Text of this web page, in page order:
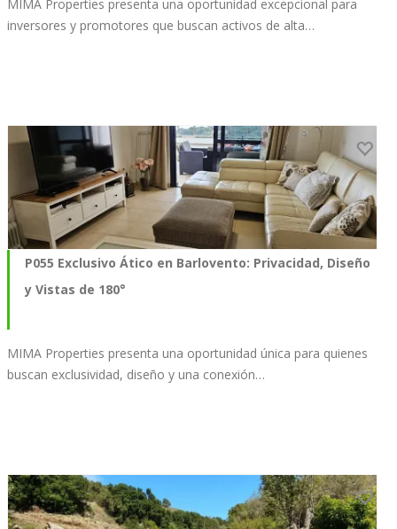
MIMA Properties presenta una oportunidad excepcional para
inversores y promotores que buscan activos de alta…
P055 Exclusivo Ático en Barlovento: Privacidad, Diseño
y Vistas de 180°
MIMA Properties presenta una oportunidad única para quienes
buscan exclusividad, diseño y una conexión…